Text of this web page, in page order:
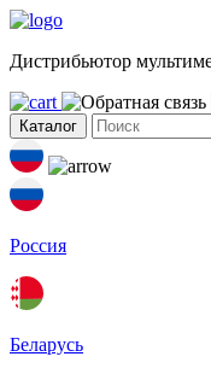
Дистрибьютор
Каталог
Россия
Беларусь